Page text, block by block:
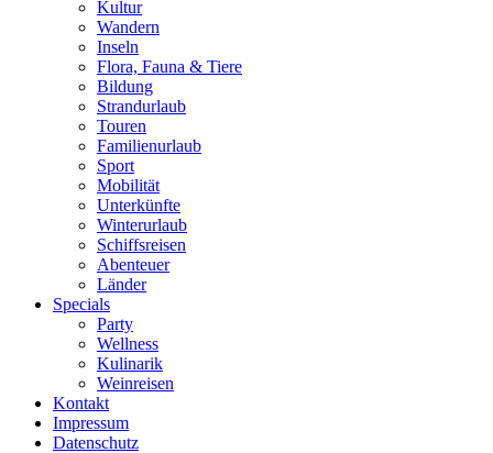
Kultur
Wandern
Inseln
Flora, Fauna & Tiere
Bildung
Strandurlaub
Touren
Familienurlaub
Sport
Mobilität
Unterkünfte
Winterurlaub
Schiffsreisen
Abenteuer
Länder
Specials
Party
Wellness
Kulinarik
Weinreisen
Kontakt
Impressum
Datenschutz